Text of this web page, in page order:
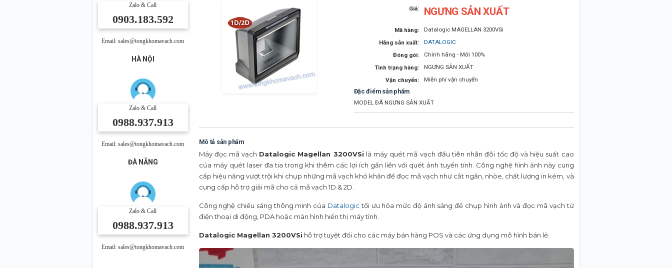
Zalo & Call
0903.183.592
Email: sales@tongkhomavach.com
HÀ NỘI
Zalo & Call
0988.937.913
Email: sales@tongkhomavach.com
ĐÀ NẴNG
Zalo & Call
0988.937.913
Email: sales@tongkhomavach.com
Giá: NGƯNG SẢN XUẤT
Mã hàng:
Datalogic MAGELLAN 3200VSi
Hãng sản xuất:
DATALOGIC
Đóng gói:
Chính hãng - Mới 100%
Tình trạng hàng:
NGƯNG SẢN XUẤT
Vận chuyển:
Miễn phí vận chuyển
Đặc điểm sản phẩm
MODEL ĐÃ NGƯNG SẢN XUẤT
Mô tả sản phẩm
Máy đọc mã vạch Datalogic Magellan 3200VSi là máy quét mã vạch đầu tiên nhân đôi tốc độ và hiệu suất cao
của máy quét laser đa tia trong khi thêm các lợi ích gắn liền với quét ảnh tuyến tính. Công nghệ hình ảnh này cung
cấp hiệu năng vượt trội khi chụp những mã vạch khó khăn để đọc mã vạch như cắt ngắn, nhòe, chất lượng in kém, và
cung cấp hỗ trợ giải mã cho cả mã vạch 1D & 2D.
Công nghệ chiếu sáng thông minh của Datalogic tối ưu hóa mức độ ánh sáng để chụp hình ảnh và đọc mã vạch từ
điện thoại di động, PDA hoặc màn hình hiển thị máy tính.
Datalogic Magellan 3200VSi hỗ trợ tuyệt đối cho các máy bán hàng POS và các ứng dụng mô hình bán lẻ.